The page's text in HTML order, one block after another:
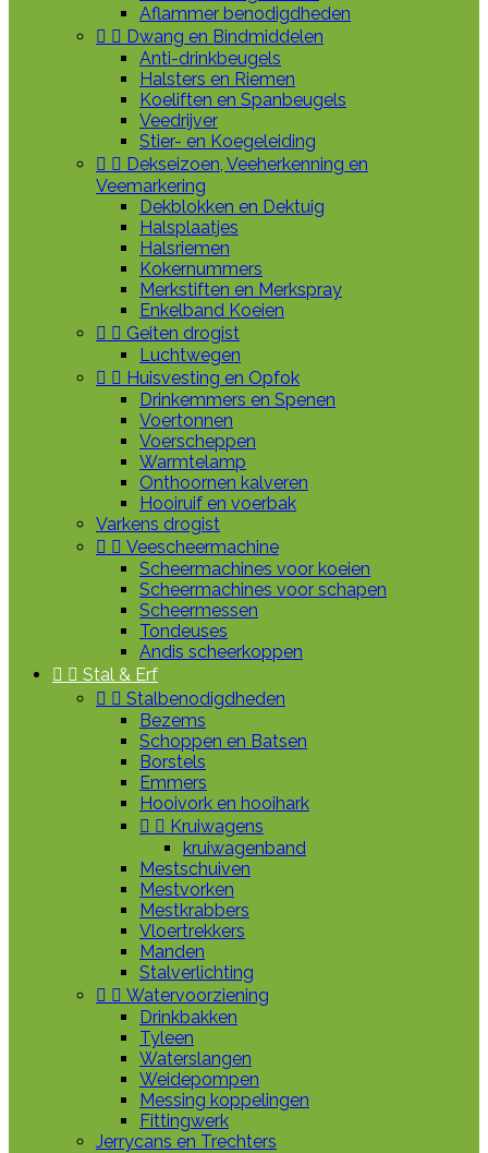
Aflammer benodigdheden
  Dwang en Bindmiddelen
Anti-drinkbeugels
Halsters en Riemen
Koeliften en Spanbeugels
Veedrijver
Stier- en Koegeleiding
  Dekseizoen, Veeherkenning en
Veemarkering
Dekblokken en Dektuig
Halsplaatjes
Halsriemen
Kokernummers
Merkstiften en Merkspray
Enkelband Koeien
  Geiten drogist
Luchtwegen
  Huisvesting en Opfok
Drinkemmers en Spenen
Voertonnen
Voerscheppen
Warmtelamp
Onthoornen kalveren
Hooiruif en voerbak
Varkens drogist
  Veescheermachine
Scheermachines voor koeien
Scheermachines voor schapen
Scheermessen
Tondeuses
Andis scheerkoppen
  Stal & Erf
  Stalbenodigdheden
Bezems
Schoppen en Batsen
Borstels
Emmers
Hooivork en hooihark
  Kruiwagens
kruiwagenband
Mestschuiven
Mestvorken
Mestkrabbers
Vloertrekkers
Manden
Stalverlichting
  Watervoorziening
Drinkbakken
Tyleen
Waterslangen
Weidepompen
Messing koppelingen
Fittingwerk
Jerrycans en Trechters